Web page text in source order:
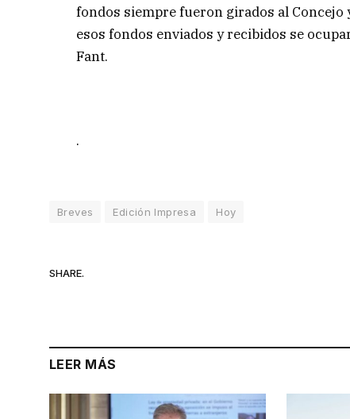
fondos siempre fueron girados al Concejo
esos fondos enviados y recibidos se
Fant.
.
Breves Edición Impresa Hoy
SHARE.
LEER MÁS